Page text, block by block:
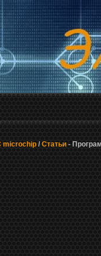
microchip /Статьи -